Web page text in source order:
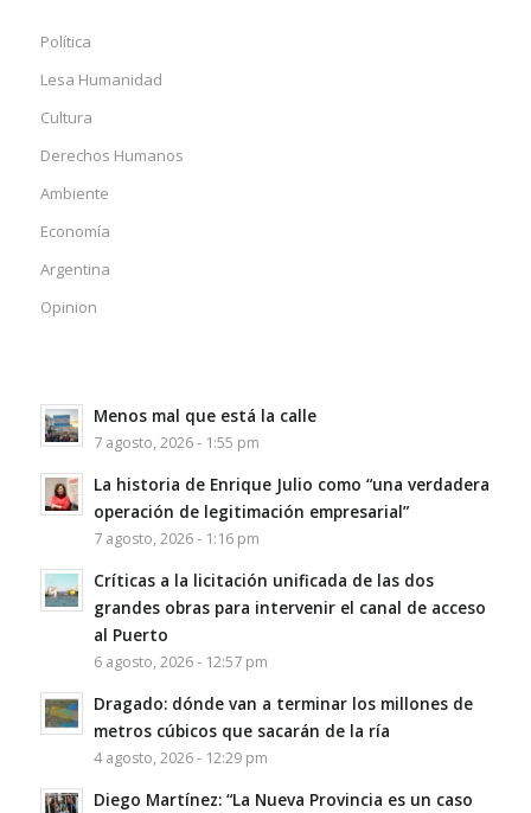
Política
Lesa Humanidad
Cultura
Derechos Humanos
Ambiente
Economía
Argentina
Opinion
Menos mal que está la calle
7 agosto, 2026 - 1:55 pm
La historia de Enrique Julio como “una verdadera
operación de legitimación empresarial”
7 agosto, 2026 - 1:16 pm
Críticas a la licitación unificada de las dos
grandes obras para intervenir el canal de acceso
al Puerto
6 agosto, 2026 - 12:57 pm
Dragado: dónde van a terminar los millones de
metros cúbicos que sacarán de la ría
4 agosto, 2026 - 12:29 pm
Diego Martínez: “La Nueva Provincia es un caso